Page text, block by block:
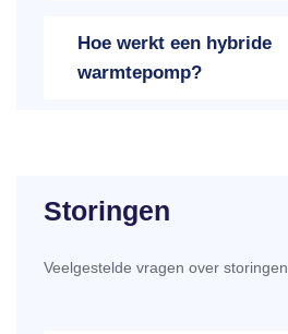
Hoe werkt een hybride
warmtepomp?
Storingen
Veelgestelde vragen over storingen